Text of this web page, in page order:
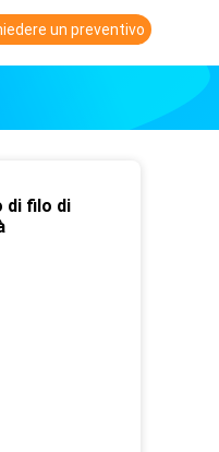
un preventivo
di filo di